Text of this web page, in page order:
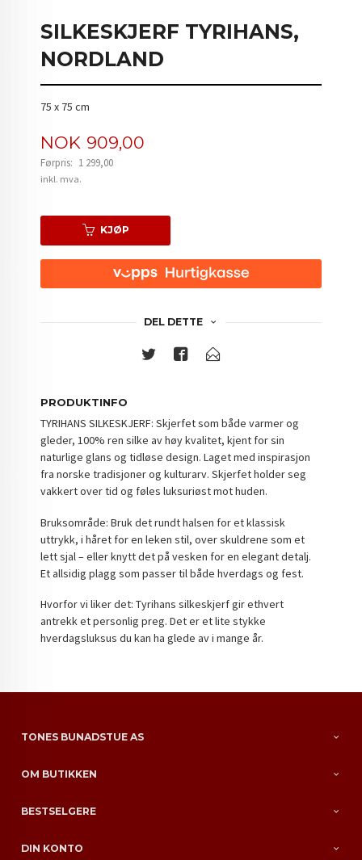
SILKESKJERF TYRIHANS,
NORDLAND
75 x 75 cm
Tilbud
NOK 909,00
Førpris: 1 299,00
Rabatt
inkl. mva.
KJØP
DEL DETTE
PRODUKTINFO
TYRIHANS SILKESKJERF: Skjerfet som både varmer og
gleder, 100% ren silke av høy kvalitet, kjent for sin
naturlige glans og tidløse design. Lagetmed inspirasjon
fra norske tradisjoner og kulturarv. Skjerfet holder seg
vakkert over tid og føles luksuriøst mot huden.
Bruksområde: Bruk det rundt halsen for et klassisk
uttrykk, i håret for en leken stil, over skuldrene som et
lett sjal – eller knytt det på vesken for en elegant detalj.
Et allsidig plagg som passer til både hverdags og fest.
Hvorfor vi liker det: Tyrihans silkeskjerf gir ethvert
antrekk et personlig preg. Det er et lite stykke
hverdagsluksus du kan ha glede av i mange år.
TONES BUNADSTUE AS
OM BUTIKKEN
BESTSELGERE
DIN KONTO